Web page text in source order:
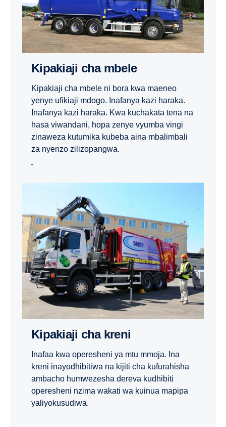
Kipakiaji cha mbele
Kipakiaji cha mbele ni bora kwa maeneo
yenye ufikiaji mdogo. Inafanya kazi haraka.
Inafanya kazi haraka. Kwa kuchakata tena na
hasa viwandani, hopa zenye vyumba vingi
zinaweza kutumika kubeba aina mbalimbali
za nyenzo zilizopangwa.
Kipakiaji cha kreni
Inafaa kwa operesheni ya mtu mmoja. Ina
kreni inayodhibitiwa na kijiti cha kufurahisha
ambacho humwezesha dereva kudhibiti
operesheni nzima wakati wa kuinua mapipa
yaliyokusudiwa.